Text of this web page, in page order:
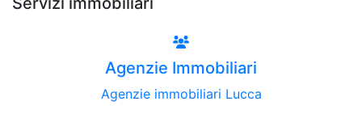
Agenzie Immobiliari
Agenzie immobiliari Lucca